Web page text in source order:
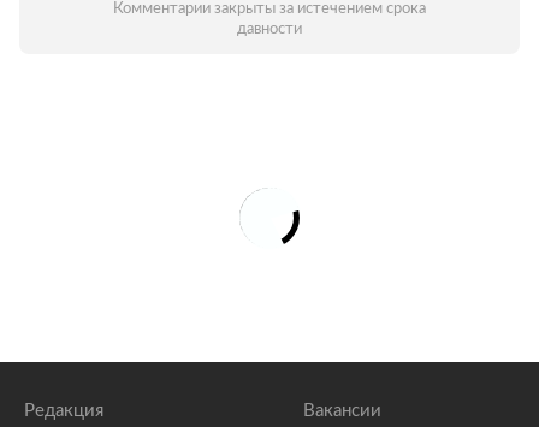
Комментарии закрыты за истечением срока
давности
Редакция Вакансии